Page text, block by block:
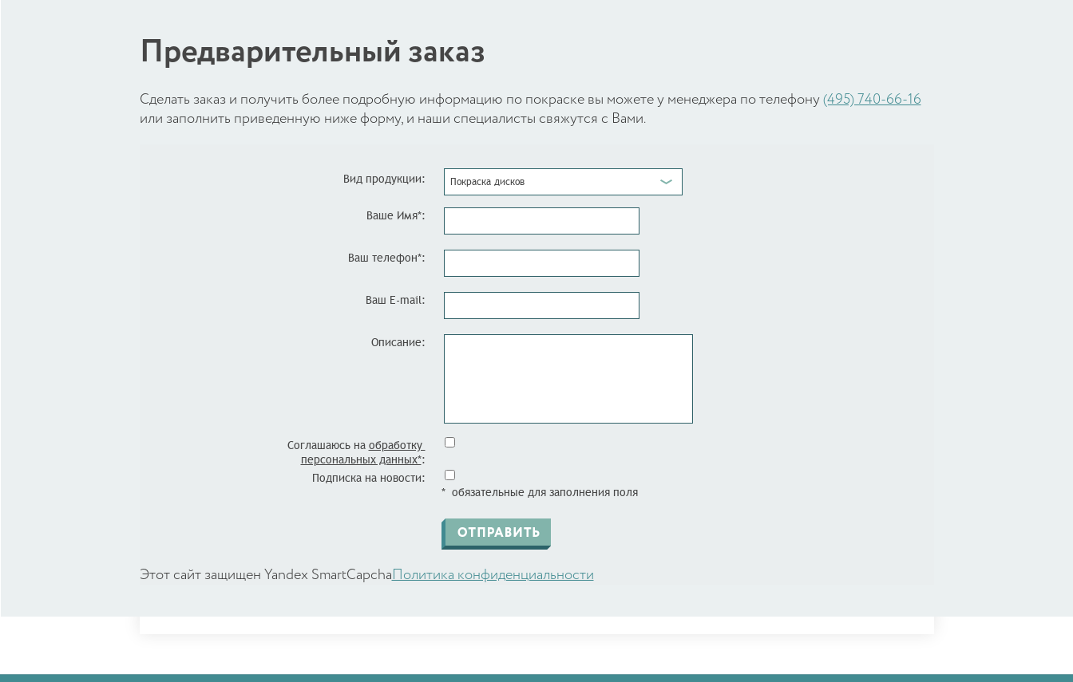
Предварительный заказ
Cделать заказ и получить более подробную информацию по покраске вы можете у менеджера по телефону (495) 740-66-16
или заполнить приведенную ниже форму, и наши специалисты свяжутся с Вами.
Вид продукции: Покраска дисков
Ваше Имя*:
Ваш телефон*:
Ваш E-mail:
Описание:
Соглашаюсь на обработку
персональных данных*:
Подписка на новости:
* обязательные для заполнения поля
Этот сайт защищен Yandex SmartCapcha Политика конфиденциальности